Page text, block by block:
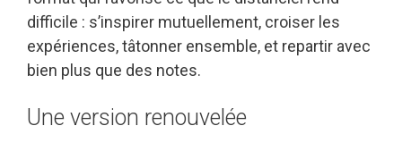
difficile : s’inspirer mutuellement, croiser les
expériences, tâtonner ensemble, et repartir avec
bien plus que des notes.
Une version renouvelée